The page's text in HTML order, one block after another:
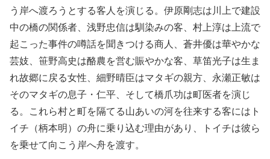
う岸へ渡ろうとする客人を演じる。伊原剛志は川上で建設
中の橋の関係者、浅野忠信は馴染みの客、村上淳は上流で
起こった事件の噂話を聞きつける商人、蒼井優は華やかな
芸妓、笹野高史は酪農を営む賑やかな客、草笛光子は生ま
れ故郷に戻る女性、細野晴臣はマタギの親方、永瀬正敏は
そのマタギの息子・仁平、そして橋爪功は町医者を演じ
る。これら村と町を隔てる山あいの河を往来する客にはト
イチ（柄本明）の舟に乗り込む理由があり、トイチは彼ら
を乗せて向こう岸へ舟を渡す。